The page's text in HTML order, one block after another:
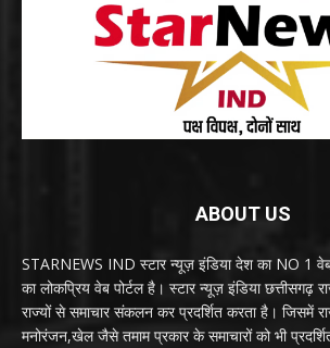
ABOUT US
STARNEWS IND स्टार न्यूज़ इंडिया देश का NO 1 वेब
का लोकप्रिय वेब पोर्टल है। स्टार न्यूज़ इंडिया
राज्यों से समाचार संकलन कर प्रदर्शित करता है। जिसमें
मनोरंजन,खेल जैसे तमाम प्रकार के समाचारों को भी